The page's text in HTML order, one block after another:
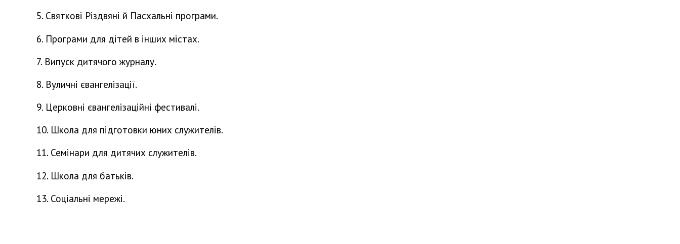
5. Святкові Різдвяні й Пасхальні програми.
6. Програми для дітей в інших містах.
7. Випуск дитячого журналу.
8. Вуличні євангелізації.
9. Церковні євангелізаційні фестивалі.
10. Школа для підготовки юних служителів.
11. Семінари для дитячих служителів.
12. Школа для батьків.
13. Соціальні мережі.